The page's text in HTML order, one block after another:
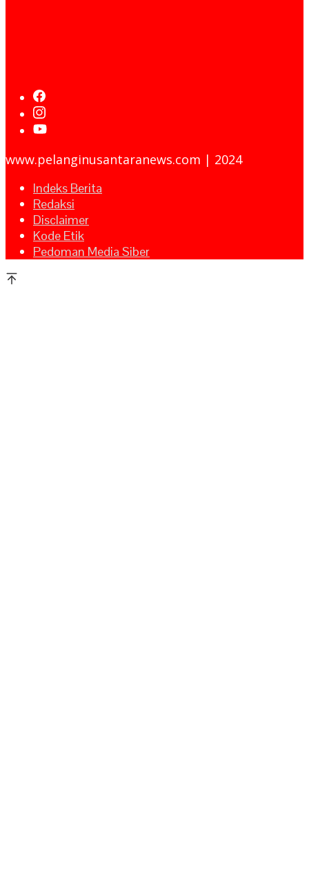
www.pelanginusantaranews.com | 2024
Indeks Berita
Redaksi
Disclaimer
Kode Etik
Pedoman Media Siber